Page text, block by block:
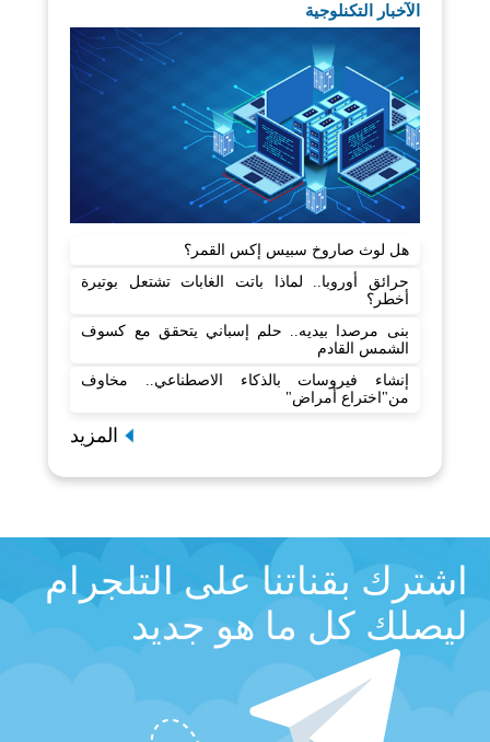
الآخبار التكنلوجية
هل لوث صاروخ سبيس إكس القمر؟
حرائق أوروبا.. لماذا باتت الغابات تشتعل بوتيرة
أخطر؟
بنى مرصدا بيديه.. حلم إسباني يتحقق مع كسوف
الشمس القادم
إنشاء فيروسات بالذكاء الاصطناعي.. مخاوف
من"اختراع أمراض"
المزيد
اشترك بقناتنا على التلجرام
ليصلك كل ما هو جديد